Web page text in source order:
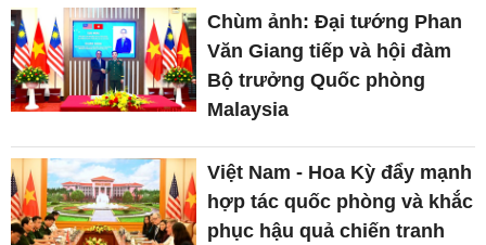
Chùm ảnh: Đại tướng Phan
Văn Giang tiếp và hội đàm
Bộ trưởng Quốc phòng
Malaysia
Việt Nam - Hoa Kỳ đẩy mạnh
hợp tác quốc phòng và khắc
phục hậu quả chiến tranh